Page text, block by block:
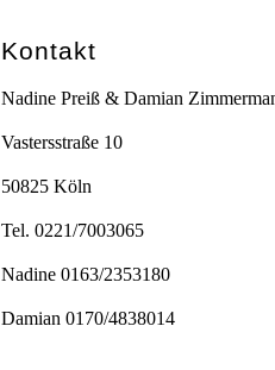
Kontakt
Nadine Preiß & Damian
Vastersstraße 10
50825 Köln
Tel. 0221/7003065
Nadine 0163/2353180
Damian 0170/4838014